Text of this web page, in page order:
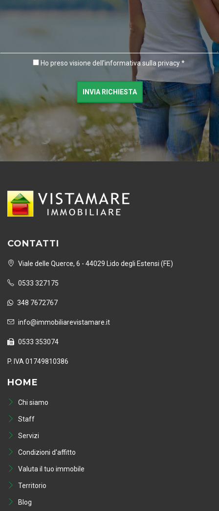
Ho preso visione dell'informativa sulla privacy *
INVIA RICHIESTA
CONTATTI
Viale delle Querce, 6 - 44029 Lido degli Estensi (FE)
0533 327175
348 7672767
info@immobiliarevistamare.it
0533 353074
P. IVA 01749810386
HOME
Chi siamo
Staff
Servizi
Condizioni d'affitto
Valuta il tuo immobile
Territorio
Blog